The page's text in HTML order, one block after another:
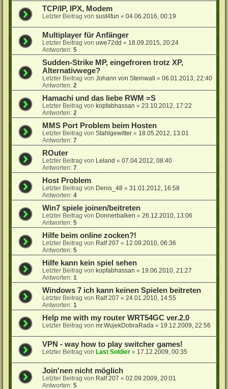
TCP/IP, IPX, Modem
Letzter Beitrag vonsust4fun «04.06.2016, 00:19
Multiplayer für Anfänger
Letzter Beitrag vonuwe72dd « 18.09.2015, 20:24
Antworten:5
Sudden-Strike MP, eingefroren trotz XP,
Alternativwege?
Letzter Beitrag vonJohann von Steinwall «06.01.2013, 22:40
Antworten:2
Hamachi und das liebe RWM =S
Letzter Beitrag von kopfabhassan «23.10.2012, 17:22
Antworten:2
MMS Port Problem beim Hosten
Letzter Beitrag vonStahlgewitter « 18.05.2012, 13:01
Antworten:7
ROuter
Letzter Beitrag von Leland «07.04.2012, 08:40
Antworten:7
Host Problem
Letzter Beitrag von Denis_48 «31.01.2012, 16:58
Antworten:4
Win7 spiele joinen/beitreten
Letzter Beitrag von Donnerbalken «26.12.2010, 13:06
Antworten:5
Hilfe beim online zocken?!
Letzter Beitrag von Ralf 207 « 12.09.2010, 06:36
Antworten:5
Hilfe kann kein spiel sehen
Letzter Beitrag von kopfabhassan « 19.06.2010, 21:27
Antworten:1
Windows 7 ich kann keinen Spielen beitreten
Letzter Beitrag von Ralf 207 «24.01.2010, 14:55
Antworten:1
Help me with my router WRT54GC ver.2.0
Letzter Beitrag vonmr.WujekDobraRada « 19.12.2009, 22:56
VPN - way how to play switcher games!
Letzter Beitrag von Last Soldier « 17.12.2009, 00:35
Join'nen nicht möglich
Letzter Beitrag von Ralf 207 «02.09.2009, 20:01
Antworten:5